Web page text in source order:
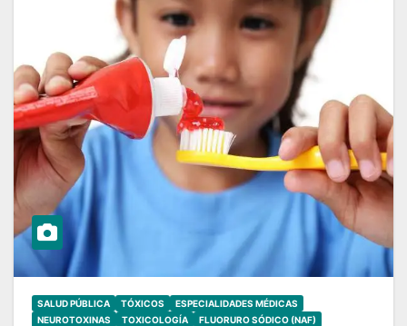
SALUD PÚBLICA TÓXICOS
ESPECIALIDADES MÉDICAS
NEUROTOXINAS
TOXICOLOGÍA
FLUORURO SÓDICO (NAF)